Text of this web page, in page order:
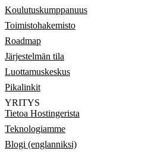
Koulutuskumppanuus
Toimistohakemisto
Roadmap
Järjestelmän tila
Luottamuskeskus
Pikalinkit
YRITYS
Tietoa Hostingerista
Teknologiamme
Blogi (englanniksi)